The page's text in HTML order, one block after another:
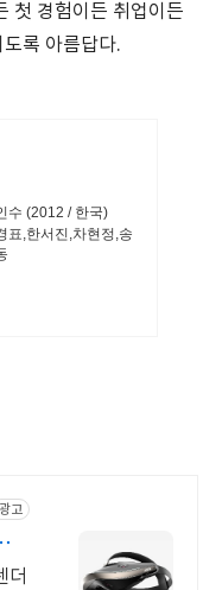
첫 경험이든 취업이든
록 아름답다.
수 (2012 / 한국)
표,한서진,차현정,송
광고
더